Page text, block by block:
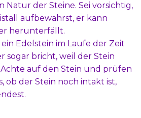
der Steine. Sei vorsichtig,
aufbewahrst, er kann
herunterfällt.
ein Edelstein im Laufe der Zeit
sogar bricht, weil der Stein
Achte auf den Stein und prüfen
ob der Stein noch intakt ist,